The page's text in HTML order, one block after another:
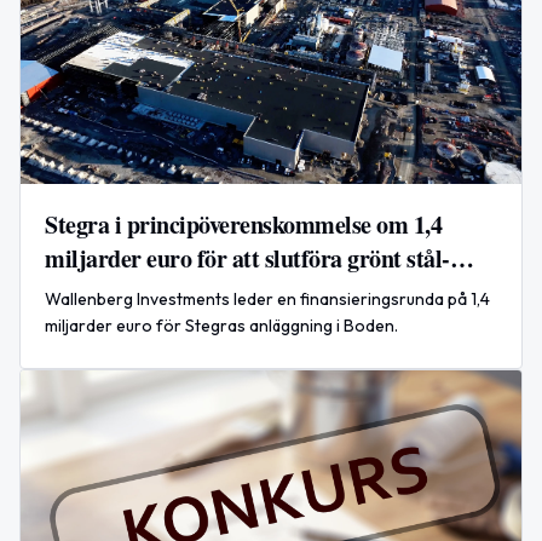
Stegra i principöverenskommelse om 1,4
miljarder euro för att slutföra grönt stål-
projekt i Boden
Wallenberg Investments leder en finansieringsrunda på 1,4
miljarder euro för Stegras anläggning i Boden.